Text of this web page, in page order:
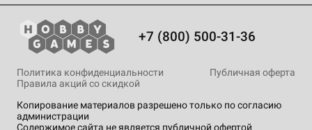
+7 (800) 500-31-36
Копирование материалов разрешено только по согласию
администрации
Содержимое сайта не является публичной офертой
Политика конфиденциальности
Публичная оферта
Правила акций со скидкой